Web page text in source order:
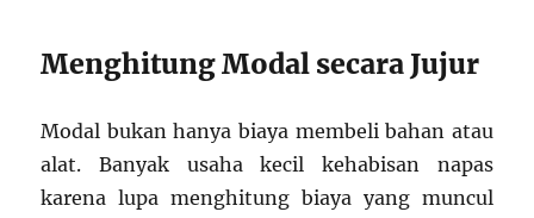
Menghitung Modal secara Jujur
Modal bukan hanya biaya membeli bahan atau
alat. Banyak usaha kecil kehabisan napas
karena lupa menghitung biaya yang muncul